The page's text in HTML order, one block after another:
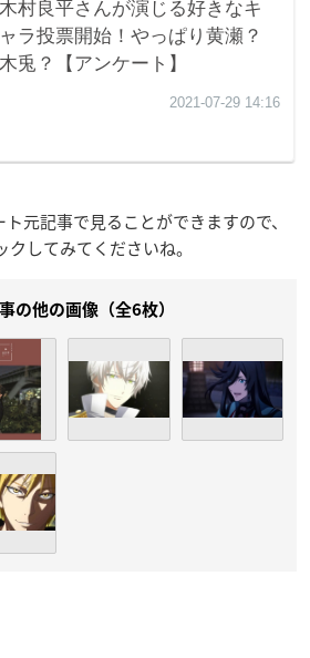
元記事で見ることができますので、
してみてくださいね。
の他の画像（全6枚）